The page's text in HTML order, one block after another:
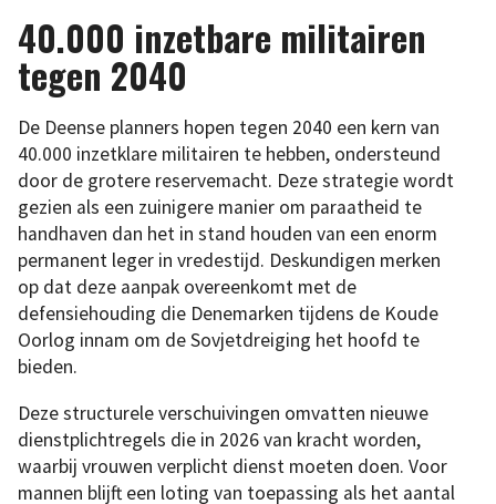
40.000 inzetbare militairen
tegen 2040
De Deense planners hopen tegen 2040 een kern van
40.000 inzetklare militairen te hebben, ondersteund
door de grotere reservemacht. Deze strategie wordt
gezien als een zuinigere manier om paraatheid te
handhaven dan het in stand houden van een enorm
permanent leger in vredestijd. Deskundigen merken
op dat deze aanpak overeenkomt met de
defensiehouding die Denemarken tijdens de Koude
Oorlog innam om de Sovjetdreiging het hoofd te
bieden.
Deze structurele verschuivingen omvatten nieuwe
dienstplichtregels die in 2026 van kracht worden,
waarbij vrouwen verplicht dienst moeten doen. Voor
mannen blijft een loting van toepassing als het aantal